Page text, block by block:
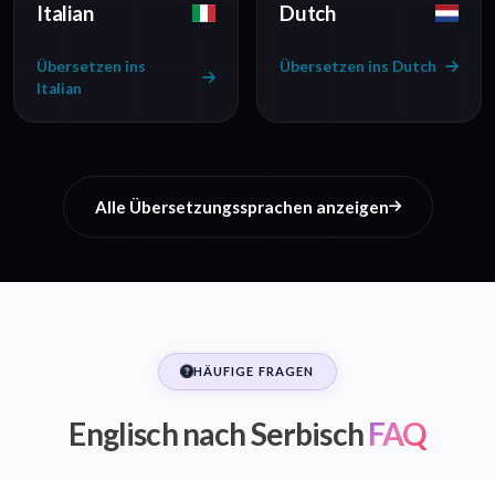
Italian
Übersetzen ins
Italian
Dutch
Übersetzen ins Dutch
Alle Übersetzungssprachen anzeigen
HÄUFIGE FRAGEN
Englisch nach SerbischFAQ